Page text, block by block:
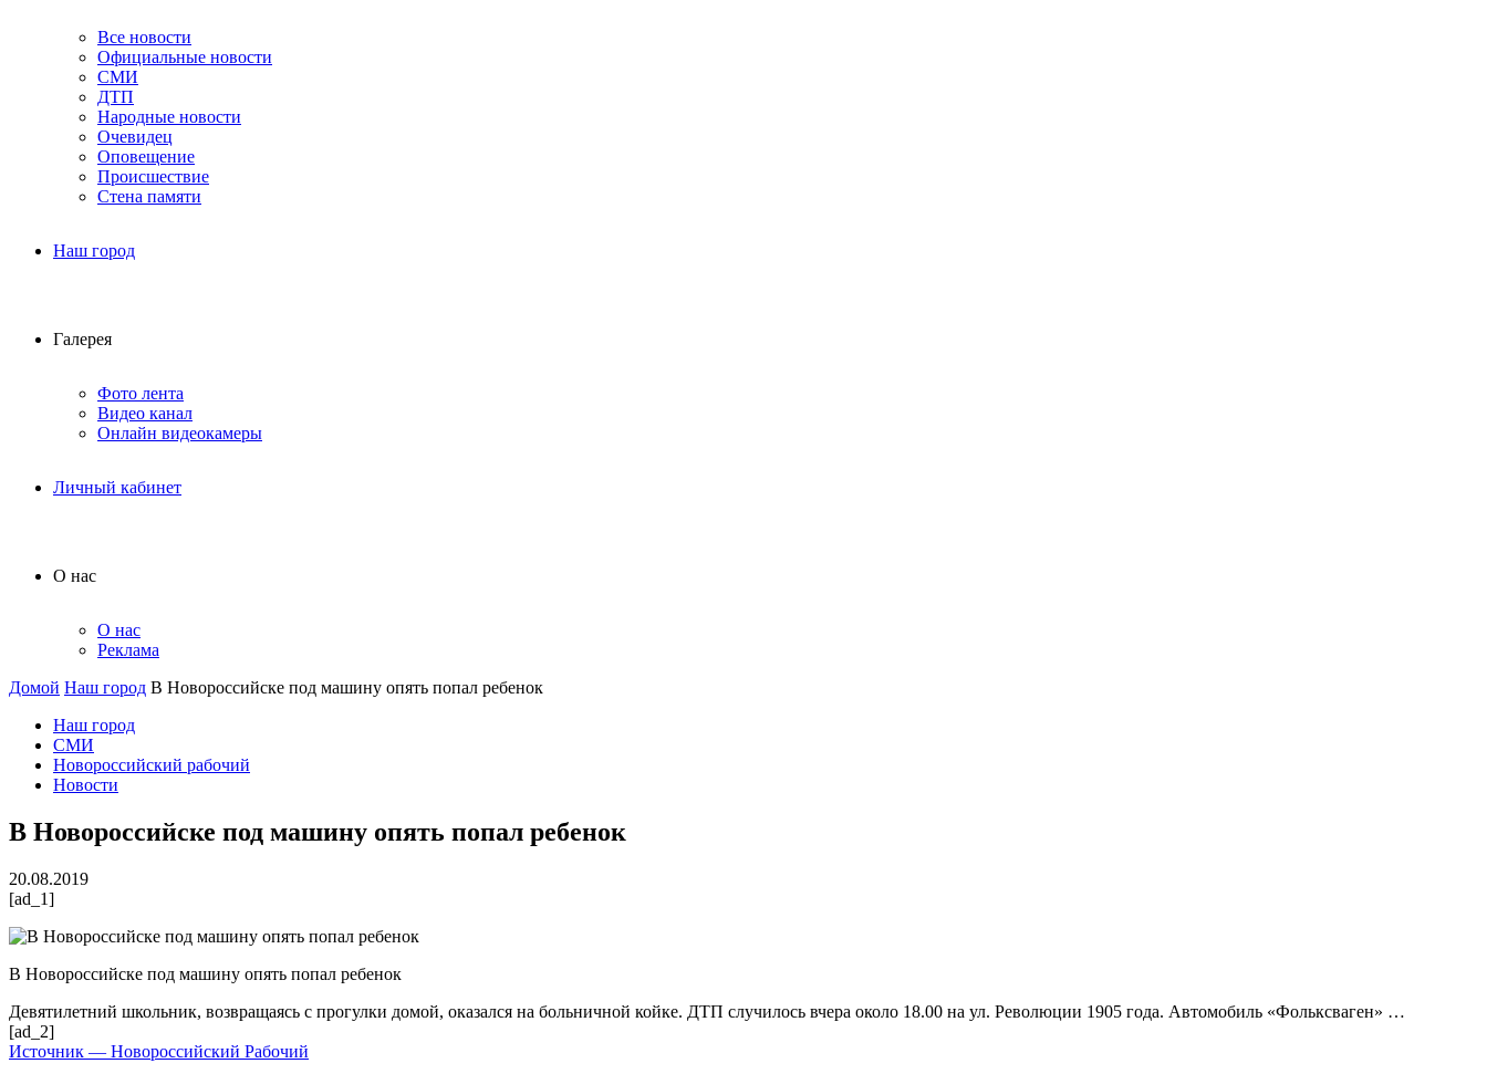
Все новости
Официальные новости
СМИ
ДТП
Народные новости
Очевидец
Оповещение
Происшествие
Стена памяти
Наш город
Галерея
Фото лента
Видео канал
Онлайн видеокамеры
Личный кабинет
О нас
О нас
Реклама
Домой Наш город В Новороссийске под машину опять попал ребенок
Наш город
СМИ
Новороссийский рабочий
Новости
В Новороссийске под машину опять попал ребенок
20.08.2019
[ad_1]
В Новороссийске под машину опять попал ребенок
Девятилетний школьник, возвращаясь с прогулки домой, оказался на больничной койке. ДТП случилось вчера около 18.00 на ул. Революции 1905 года. Автомобиль «Фольксваген» …
[ad_2]
Источник — Новороссийский Рабочий